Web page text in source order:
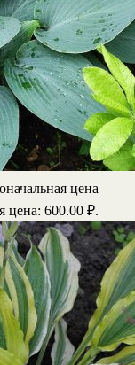
цена
цена: 600.00 ₽.